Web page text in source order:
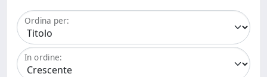
Ordina per:
In ordine: